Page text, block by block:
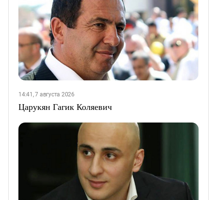
14:41, 7 августа 2026
Царукян Гагик Коляевич